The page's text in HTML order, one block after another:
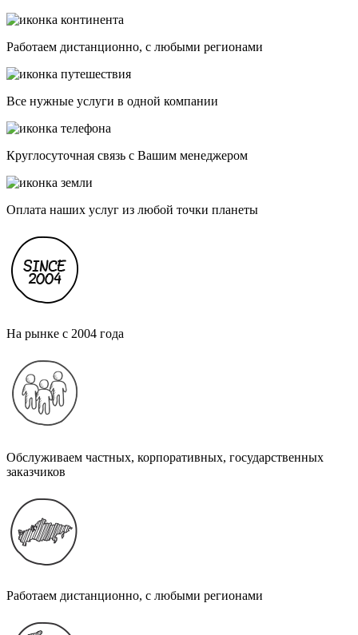
Работаем дистанционно, с любыми регионами
Все нужные услуги в одной компании
Круглосуточная связь с Вашим менеджером
Оплата наших услуг из любой точки планеты
На рынке с 2004 года
Обслуживаем частных, корпоративных, государственных
заказчиков
Работаем дистанционно, с любыми регионами